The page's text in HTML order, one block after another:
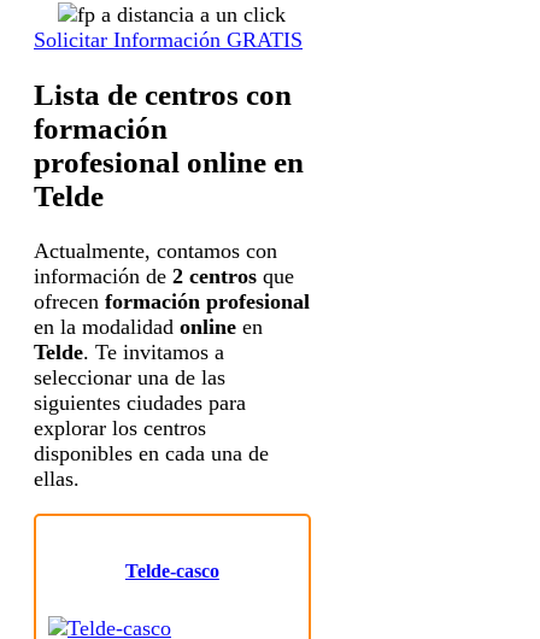
Solicitar Información GRATIS
Lista de centros con
formación
profesional online en
Telde
Actualmente, contamos con
información de 2 centros que
ofrecen formación profesional
en la modalidad online en
Telde. Te invitamos a
seleccionar una de las
siguientes ciudades para
explorar los centros
disponibles en cada una de
ellas.
Telde-casco